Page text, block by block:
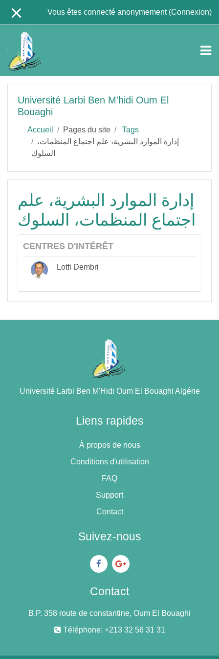
Vous êtes connecté anonymement (Connexion)
Université Larbi Ben M'hidi Oum El
Bouaghi
Accueil Pages du site
Tags
إدارة الموارد البشرية، علم اجتماع المنظمات،
السلوك
إدارة الموارد البشرية، علم
اجتماع المنظمات، السلوك
CENTRES D'INTÉRÊT
Lotfi Dembri
Université Larbi Ben M'Hidi Oum El Bouaghi Algérie
Liens rapides
À propos de nous
Conditions d'utilisation
FAQ
Support
Contact
Suivez-nous
Contact
B.P. 358 route de constantine, Oum El Bouaghi
Téléphone: +213 32 56 31 31